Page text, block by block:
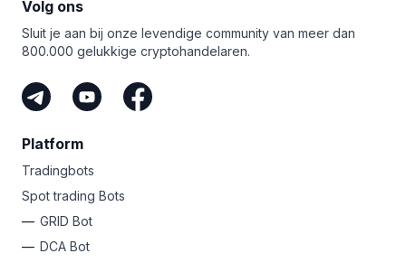
cryptobeurzen simpelweg niet aan kunnen tippen. Van
smart orderszoals Scaled en TWAP tot trading bots
zoalsGRID,DCAenCOMBOfutures, je hebt een fortuin
Meld je vandaag nog aan bij Bitsgap
proefperiode van zeven dagen en test
de geavanceerde GRID bot!
Volg ons
Sluit je aan bij onze levendige community van meer dan
800.000 gelukkige cryptohandelaren.
Platform
Tradingbots
Spot trading Bots
GRID Bot
DCA Bot